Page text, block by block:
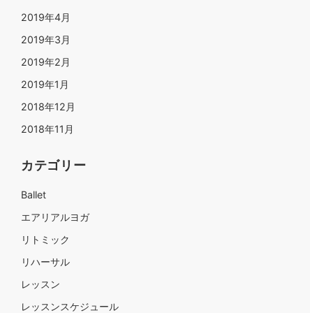
2019年4月
2019年3月
2019年2月
2019年1月
2018年12月
2018年11月
カテゴリー
Ballet
エアリアルヨガ
リトミック
リハーサル
レッスン
レッスンスケジュール